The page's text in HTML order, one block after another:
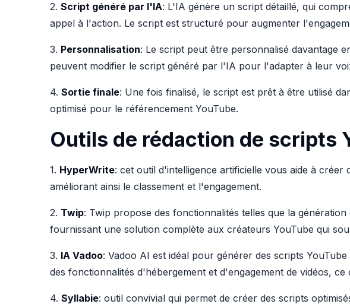
2. Script généré par l'IA: L'IA génère un script détaillé, qui
appel à l'action. Le script est structuré pour augmenter
3. Personnalisation: Le script peut être personnalisé davantage
peuvent modifier le script généré par l'IA pour l'adapter à leur
4. Sortie finale: Une fois finalisé, le script est prêt à être utilisé
optimisé pour le référencement YouTube.
Outils de rédaction de scripts
1. HyperWrite: cet outil d'intelligence artificielle vous aide à
améliorant ainsi le classement et l'engagement.
2. Twip: Twip propose des fonctionnalités telles que la
fournissant une solution complète aux créateurs YouTube qui
3. IA Vadoo: Vadoo AI est idéal pour générer des scripts
des fonctionnalités d'hébergement et d'engagement de vidéos,
4. Syllabie: outil convivial qui permet de créer des scripts